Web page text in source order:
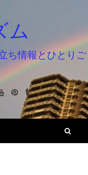
ム
ち情報とひとりご
Youtube
Pinterest
Tumblr